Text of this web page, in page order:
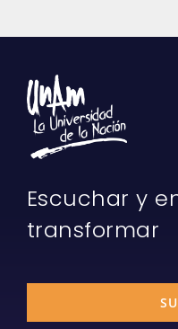
Escuchar y
transformar